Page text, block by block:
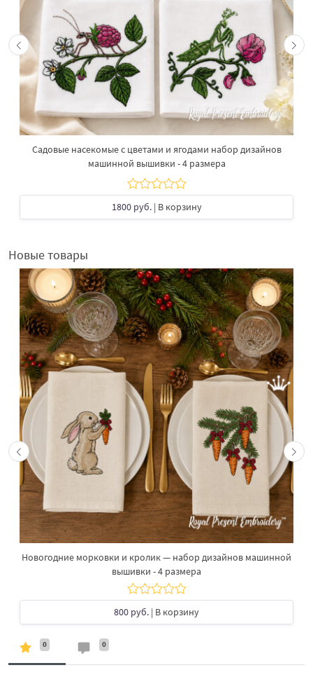
Садовые насекомые с цветами и ягодами набор дизайнов
машинной вышивки - 4 размера
1800 руб.| В корзину
Новые товары
Новогодние морковки и кролик — набор дизайнов машинной
вышивки - 4 размера
800 руб. | В корзину
0 0